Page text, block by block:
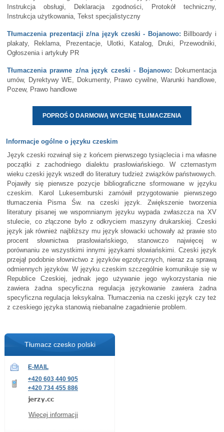
Instrukcja obsługi, Deklaracja zgodności, Protokół techniczny,
Instrukcja użytkowania, Tekst specjalistyczny
Tłumaczenia prezentacji z/na język czeski - Bojanowo: Billboardy i
plakaty, Reklama, Prezentacje, Ulotki, Katalog, Druki, Przewodniki,
Ogłoszenia i artykuły PR
Tłumaczenia prawne z/na język czeski - Bojanowo: Dokumentacja
umów, Dyrektywy WE, Dokumenty, Prawo cywilne, Warunki handlowe,
Pozew, Prawo handlowe
POPROŚ O DARMOWĄ WYCENĘ TŁUMACZENIA
Informacje ogólne o języku czeskim
Język czeski rozwinął się z końcem pierwszego tysiąclecia i ma własne
początki z zachodniego dialektu prasłowiańskiego. W czternastym
wieku czeski język wszedł do literatury tudzież związków państwowych.
Pojawiły się pierwsze pozycje bibliograficzne sformowane w języku
czeskim. Karol Lukesemburski zamówił przygotowanie pierwszego
tłumaczenia Pisma Św. na czeski język. Zwiększenie tworzenia
literatury pisanej we wspomnianym języku wypada zwłaszcza na XV
stulecie, co złączone było z odkryciem maszyny drukarskiej. Czeski
język jak również najbliższy mu język słowacki uchowały aż prawie sto
procent słownictwa prasłowiańskiego, stanowczo najwięcej w
porównaniu ze wszystkimi innymi językami słowiańskimi. Czeski język
przejął podobnie słownictwo z języków egzotycznych, nieraz za sprawą
odmiennych języków. W języku czeskim szczególnie komunikuje się w
Republice Czeskiej, jednak jego używanie jego wykorzystania nie
zawiera żadna specyficzna regulacja językowanie zawiera żadna
specyficzna regulacja leksykalna. Tłumaczenia na czeski język czy też
z czeskiego języka stanowią niebanalne zagadnienie problem.
Tłumacz czesko polski
E-MAIL
+420 603 440 905
+420 734 455 886
Więcej informacji